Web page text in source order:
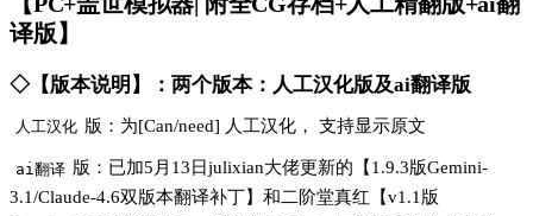
译版】
◇【版本说明】：两个版本：人工汉化版及ai翻译版
人工汉化 版：为[Can/need] 人工汉化， 支持显示原文
ai翻译 版：已加5月13日julixian大佬更新的【1.9.3版Gemini-
3.1/Claude-4.6双版本翻译补丁】和二阶堂真红【v1.1版